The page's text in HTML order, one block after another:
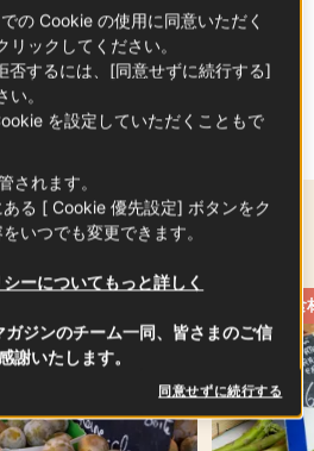
テーマ
フランス食
の Cookie の使用に同意いただく
ックしてください。
否するには、[同意せずに続行する]
。
を設定していただくこともで
されます。
る [ Cookie 優先設定] ボタンをク
いつでも変更できます。
ーについてもっと詳しく
ジンのチーム一同、皆さまのご信
謝いたします。
同意せずに続行する